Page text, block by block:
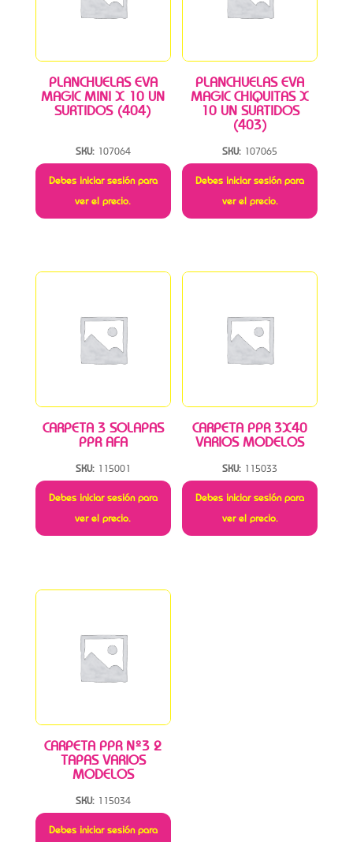
PLANCHUELAS EVA
MAGIC MINI X 10 UN
SURTIDOS (404)
SKU: 107064
Debes iniciar sesión para
ver el precio.
PLANCHUELAS EVA
MAGIC CHIQUITAS X
10 UN SURTIDOS
(403)
SKU: 107065
Debes iniciar sesión para
ver el precio.
CARPETA 3 SOLAPAS
PPR AFA
SKU: 115001
Debes iniciar sesión para
ver el precio.
CARPETA PPR 3X40
VARIOS MODELOS
SKU: 115033
Debes iniciar sesión para
ver el precio.
CARPETA PPR Nº3 2
TAPAS VARIOS
MODELOS
SKU: 115034
Debes iniciar sesión para